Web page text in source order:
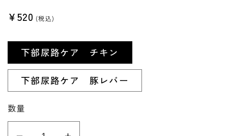
通
価
¥520 (税込)
下部尿路ケア チキン
下部尿路ケア 豚レバー
数量